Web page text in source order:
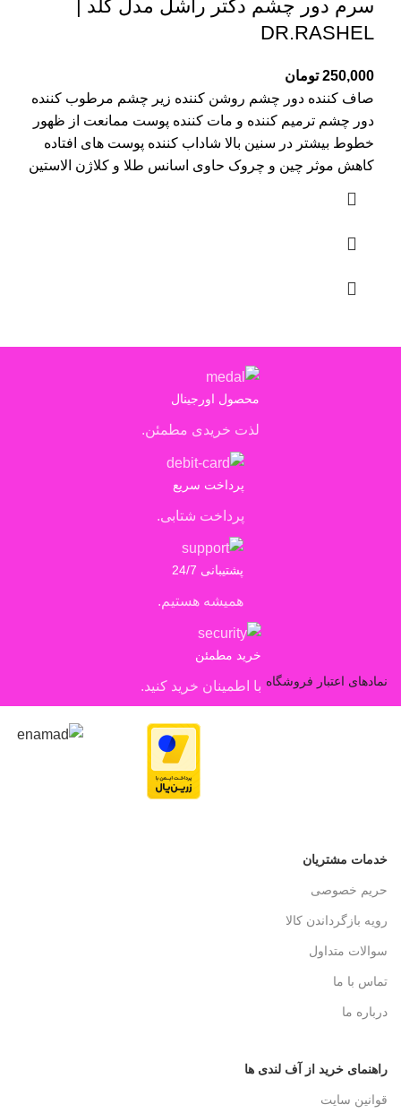
سرم دور چشم دکتر راشل مدل گلد |
DR.RASHEL
250,000 تومان
صاف کننده دور چشم روشن کننده زیر چشم مرطوب کننده
دور چشم ترمیم کننده و مات کننده پوست ممانعت از ظهور
خطوط بیشتر در سنین بالا شاداب کننده پوست های افتاده
کاهش موثر چین و چروک حاوی اسانس طلا و کلاژن الاستین
محصول اورجینال
لذت خریدی مطمئن.
پرداخت سریع
پرداخت شتابی.
پشتیبانی 24/7
همیشه هستیم.
خرید مطمئن
با اطمینان خرید کنید. نمادهای اعتبار فروشگاه
خدمات مشتریان
حریم خصوصی
رویه بازگرداندن کالا
سوالات متداول
تماس با ما
درباره ما
راهنمای خرید از آف لندی ها
قوانین سایت